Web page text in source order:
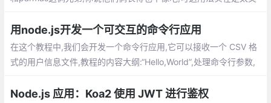
两个角度讲
用node.js开发一个可交互的命令行应用
在这个教程中,我们会开发一个命令行应用,它可以接收一个 CSV 格
式的用户信息文件,教程的内容大纲:“Hello,World”,处理命令行参数,
令,JavaScript 之外
Node.js 应用：Koa2 使用 JWT 进行鉴权